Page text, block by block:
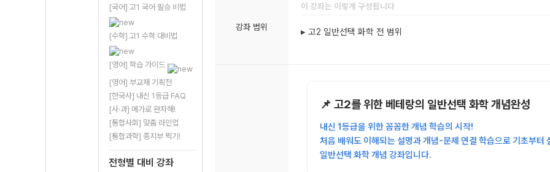
[국어] 고1 국어 필승 비법
[수학] 고1 수학 대비법
[영어] 학습 가이드
[영어] 부교재 기획전
[한국사] 내신 1등급 FAQ
[사·과] 메가로 완자해!
[통합사회] 맞춤 라인업
[통합과학] 종지부 찍기!
전형별 대비 강좌
강좌 범위
이 강좌는 이렇게 구성됩니다
▸ 고2 일반선택 화학 전 범위
📌 고2를 위한 베테랑의 일반선택 화학 개념완성
내신 1등급을 위한 꼼꼼한 개념 학습의 시작!
처음 배워도 이해되는 설명과 개념-문제 연결 학습으로 기초부터
일반선택 화학 개념 강좌입니다.